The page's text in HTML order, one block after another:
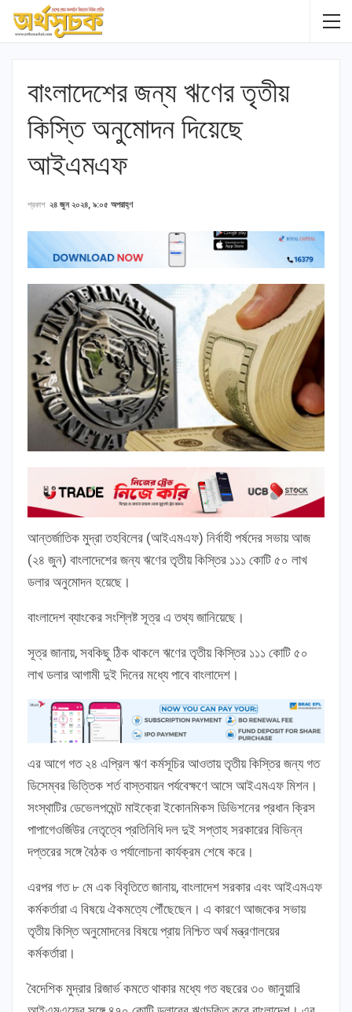
বাংলাদেশের জন্য ঋণের তৃতীয়
কিস্তি অনুমোদন দিয়েছে
আইএমএফ
প্রকাশ ২৪ জুন ২০২৪, ৯:০৫ অপরাহ্ণ
আন্তর্জাতিক মুদ্রা তহবিলের (আইএমএফ) নির্বাহী পর্ষদের সভায় আজ
(২৪ জুন) বাংলাদেশের জন্য ঋণের তৃতীয় কিস্তির ১১১ কোটি ৫০ লাখ
ডলার অনুমোদন হয়েছে।
বাংলাদেশ ব্যাংকের সংশ্লিষ্ট সূত্র এ তথ্য জানিয়েছে।
সূত্র জানায়, সবকিছু ঠিক থাকলে ঋণের তৃতীয় কিস্তির ১১১ কোটি ৫০
লাখ ডলার আগামী দুই দিনের মধ্যে পাবে বাংলাদেশ।
এর আগে গত ২৪ এপ্রিল ঋণ কর্মসূচির আওতায় তৃতীয় কিস্তির জন্য গত
ডিসেম্বর ভিত্তিক শর্ত বাস্তবায়ন পর্যবেক্ষণে আসে আইএমএফ মিশন।
সংস্থাটির ডেভেলপমেন্ট মাইক্রো ইকোনমিকস ডিভিশনের প্রধান ক্রিস
পাপাগেওর্জিউর নেতৃত্বে প্রতিনিধি দল দুই সপ্তাহ সরকারের বিভিন্ন
দপ্তরের সঙ্গে বৈঠক ও পর্যালোচনা কার্যক্রম শেষে করে।
এরপর গত ৮ মে এক বিবৃতিতে জানায়, বাংলাদেশ সরকার এবং আইএমএফ
কর্মকর্তারা এ বিষয়ে ঐকমত্যে পৌঁছেছেন। এ কারণে আজকের সভায়
তৃতীয় কিস্তি অনুমোদনের বিষয়ে প্রায় নিশ্চিত অর্থ মন্ত্রণালয়ের
কর্মকর্তারা।
বৈদেশিক মুদ্রার রিজার্ভ কমতে থাকার মধ্যে গত বছরের ৩০ জানুয়ারি